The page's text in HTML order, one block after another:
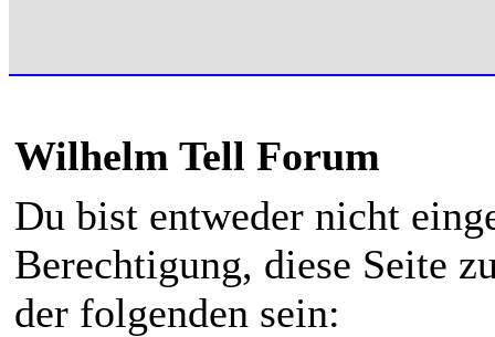
Wilhelm Tell Forum
Du bist entweder nicht
Berechtigung, diese Seite
der folgenden sein: